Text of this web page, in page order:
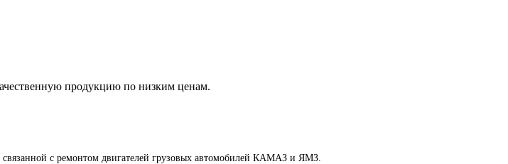
продукцию по низким ценам.
связанной с ремонтом двигателей грузовых автомобилей КАМАЗ и ЯМЗ.